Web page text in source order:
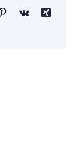
PinterestVk
Xing